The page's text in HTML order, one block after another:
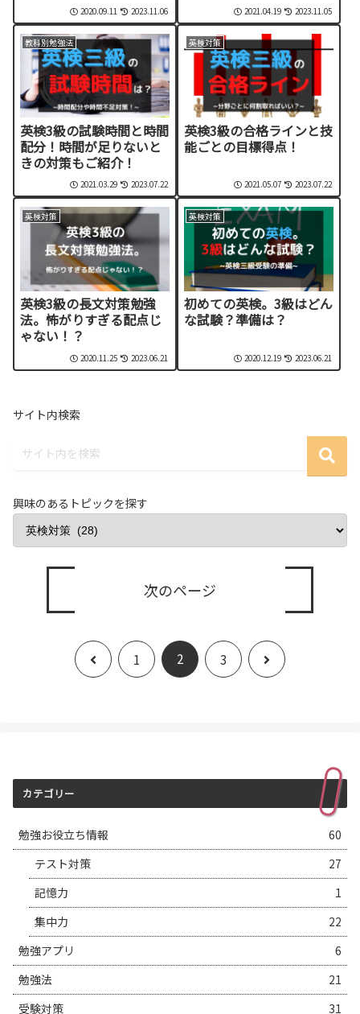
2020.09.11 2023.11.06 2021.04.19 2023.11.05
教科別勉強法
英検3級の試験時間と時間
配分！時間が足りないと
きの対策もご紹介！
2021.03.29 2023.07.22
英検対策
英検3級の合格ラインと技
能ごとの目標得点！
2021.05.07 2023.07.22
英検対策
英検3級の長文対策勉強
法。怖がりすぎる配点じ
ゃない！？
2020.11.25 2023.06.21
英検対策
初めての英検。3級はどん
な試験？準備は？
2020.12.19 2023.06.21
サイト内検索
興味のあるトピックを探す
次のページ
前
1 2 3
次
カテゴリー
勉強お役立ち情報
60
テスト対策
27
記憶力
1
集中力
22
勉強アプリ
6
勉強法
21
受験対策
31